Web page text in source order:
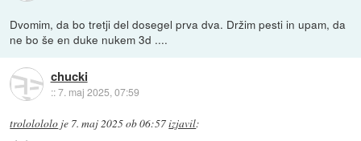
Dvomim, da bo tretji del dosegel prva dva. Držim pesti in upam, da
ne bo še en duke nukem 3d ....
chucki
::7. maj 2025, 07:59
trololololo je 7. maj 2025 ob 06:57izjavil: